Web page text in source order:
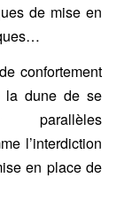
de mise en
confortement
la dune de se
parallèles
l’interdiction
en place de